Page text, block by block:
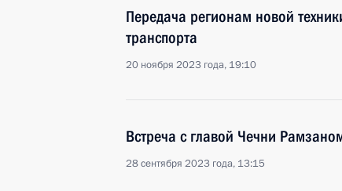
Передача регионам новой
транспорта
20 ноября 2023 года, 19:10
Встреча с главой Чечни
28 сентября 2023 года, 13:15